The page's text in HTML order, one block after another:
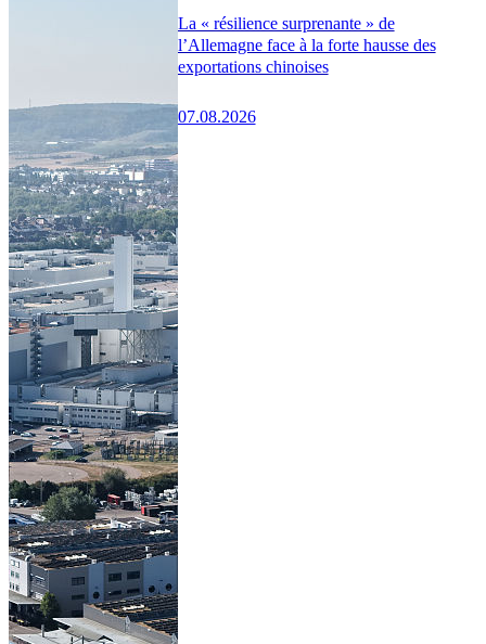
La « résilience surprenante » de
l’Allemagne face à la forte hausse des
exportations chinoises
07.08.2026